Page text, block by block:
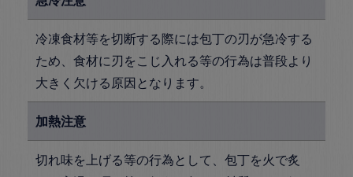
冷凍食材等を切断する際には包丁の刃が急冷する
ため、食材に刃をこじ入れる等の行為は普段より
大きく欠ける原因となります。
加熱注意
切れ味を上げる等の行為として、包丁を火で炙